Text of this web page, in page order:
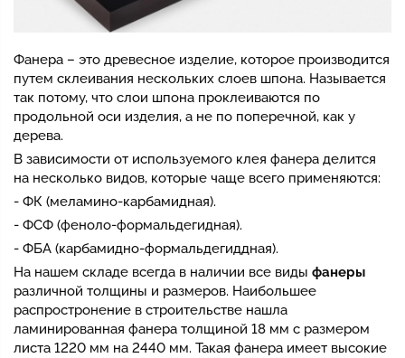
Фанера – это древесное изделие, которое производится
путем склеивания нескольких слоев шпона. Называется
так потому, что слои шпона проклеиваются по
продольной оси изделия, а не по поперечной, как у
дерева.
В зависимости от используемого клея фанера делится
на несколько видов, которые чаще всего применяются:
- ФК (меламино-карбамидная).
- ФСФ (феноло-формальдегидная).
- ФБА (карбамидно-формальдегиддная).
На нашем складе всегда в наличии все виды фанеры
различной толщины и размеров. Наибольшее
распростронение в строительстве нашла
ламинированная фанера толщиной 18 мм с размером
листа 1220 мм на 2440 мм. Такая фанера имеет высокие